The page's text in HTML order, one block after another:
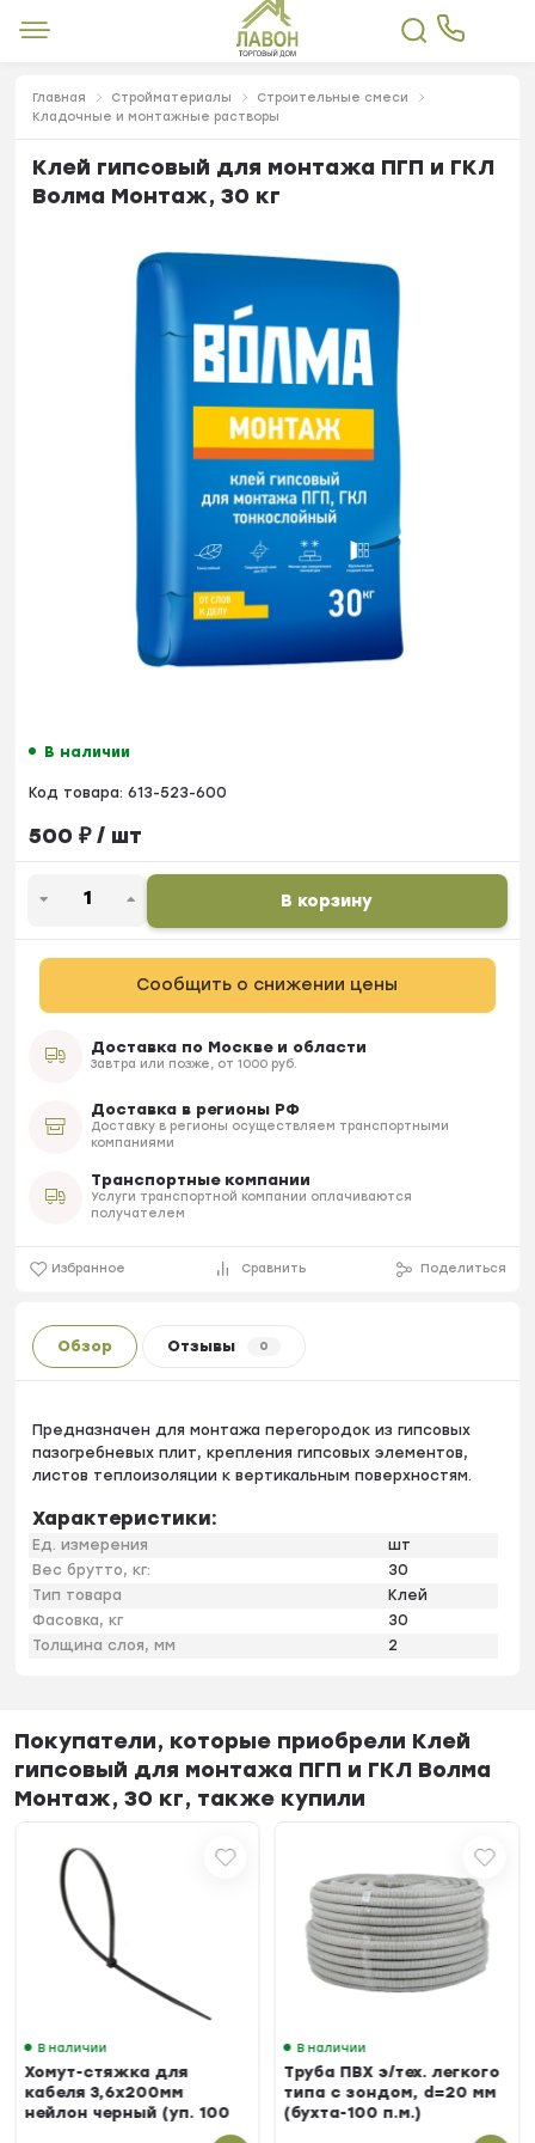
Главная Стройматериалы
Строительные смеси
Кладочные и монтажные растворы
Клей гипсовый для монтажа ПГП и ГКЛ
Волма Монтаж, 30 кг
В наличии
Код товара: 613-523-600
500 ₽/ шт
В корзину
Сообщить о снижении цены
Доставка по Москве и области
Завтра или позже, от 1000 руб.
Доставка в регионы РФ
Доставку в регионы осуществляем транспортными
компаниями
Транспортные компании
Услуги транспортной компании оплачиваются
получателем
Избранное Сравнить Поделиться
Обзор Отзывы 0
Предназначен для монтажа перегородок из гипсовых
пазогребневых плит, крепления гипсовых элементов,
листов теплоизоляции к вертикальным поверхностям.
Характеристики:
Ед. измерения
шт
Вес брутто, кг:
30
Тип товара
Клей
Фасовка, кг
30
Толщина слоя, мм
2
Покупатели, которые приобрели Клей
гипсовый для монтажа ПГП и ГКЛ Волма
Монтаж, 30 кг, также купили
В наличии
Хомут-стяжка для
кабеля 3,6х200мм
нейлон черный (уп. 100
В наличии
Труба ПВХ э/тех. легкого
типа с зондом, d=20 мм
(бухта-100 п.м.)